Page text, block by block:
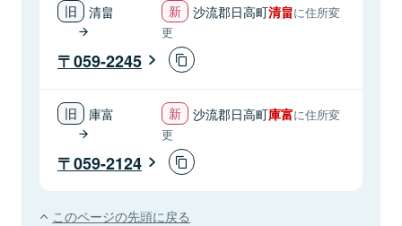
清畠 沙流郡日高町清畠に住所変
更
059-2245
庫富 沙流郡日高町庫富に住所変
更
059-2124
このページの先頭に戻る